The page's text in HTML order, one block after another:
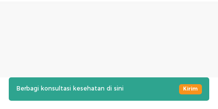
Berbagi konsultasi kesehatan di sini Kirim